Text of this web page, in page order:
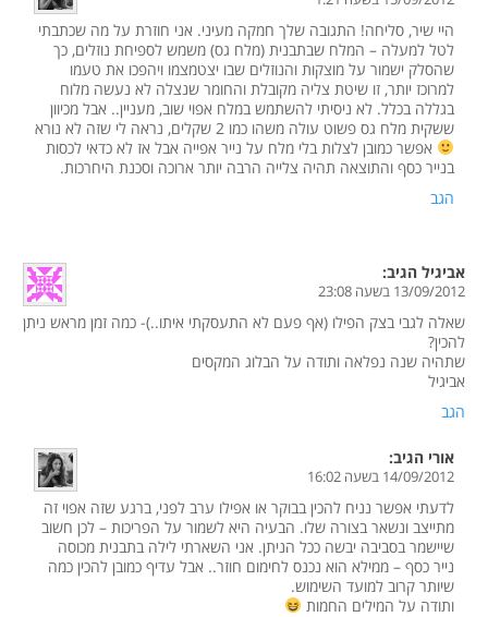
היי שיר, סליחה! התגובה שלך חמקה מעיני. אני חוזרת על מה שכתבתי
לטל למעלה – המלח שבתבנית (מלח גס) משמש לספיחת נוזלים, כך
שהסלק ישמור על מוצקות והנוזלים שבו יצטמצמו ויהפכו את טעמו
למרוכז יותר, זו שיטת צליה מקובלת והחומר שנצלה לא נעשה מלוח
בגללה בכלל. לא ניסיתי להשתמש במלח אפוי שוב, מעניין.. אבל מכיוון
ששקית מלח גס פשוט עולה משהו כמו 2 שקלים, נראה לי שזה לא נורא
אפשר כמובן לצלות בלי מלח על נייר אפייה אבל אז לא כדאי לכסות
בנייר כסף והתוצאה תהיה צלייה הרבה יותר ארוכה וסכנת היחרכות.
הגב
אביגיל הגיב:
13/09/2012 בשעה 23:08
שאלה לגבי בצק הפילו (אף פעם לא התעסקתי איתו..)- כמה זמן מראש ניתן
להכין?
שתהיה שנה נפלאה ותודה על הבלוג המקסים
אביגיל
הגב
אורי הגיב:
14/09/2012 בשעה 16:02
לדעתי אפשר נניח להכין בבוקר או אפילו ערב לפני, ברגע שזה אפוי זה
מתייצב ונשאר בצורה שלו. הבעיה היא לשמור על הפריכות – לכן חשוב
שיישמר בסביבה יבשה ככל הניתן. אני השארתי לילה בתבנית מכוסה
נייר כסף – ממילא הוא נכנס לחימום חוזר.. אבל עדיף כמובן להכין כמה
שיותר קרוב למועד השימוש.
ותודה על המילים החמות